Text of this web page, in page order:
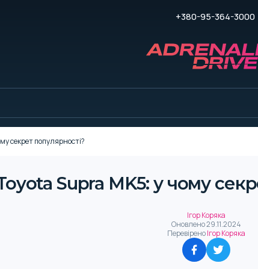
+380-95-364-3000
секрет популярності?
Supra MK5: у чому
Ігор Коряка
Оновлено29.11.2024
ПеревіреноІгор Коряка